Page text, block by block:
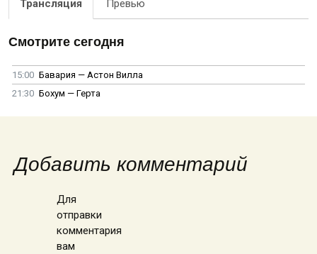
Трансляция Превью
Смотрите сегодня
15:00 Бавария — Астон Вилла
21:30 Бохум — Герта
Добавить комментарий
Для
отправки
комментария
вам